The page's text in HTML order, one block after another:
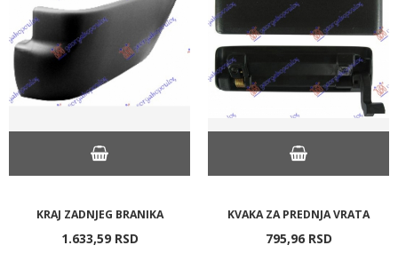
KRAJ ZADNJEG BRANIKA
1.633,59 RSD
KVAKA ZA PREDNJA VRATA
795,96 RSD